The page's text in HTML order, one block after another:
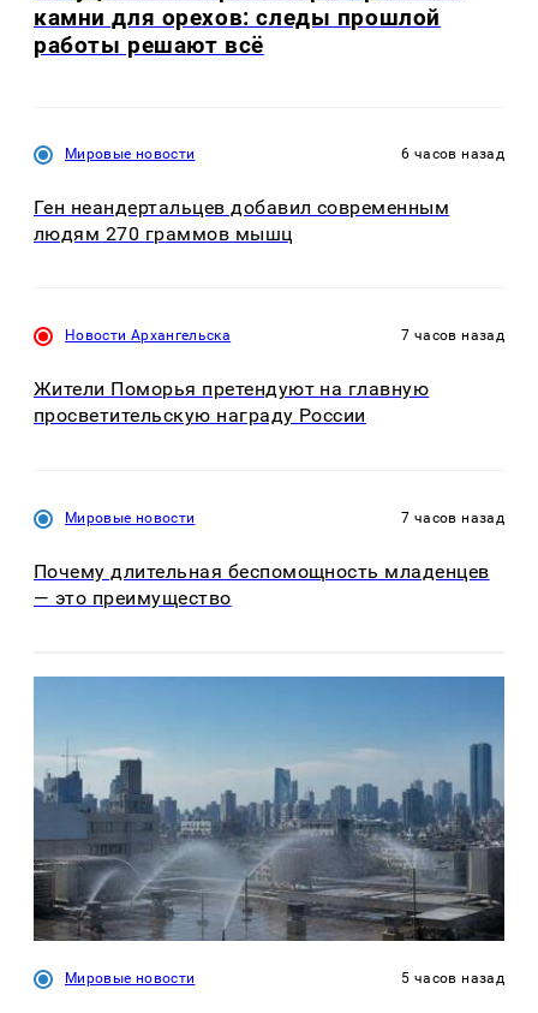
камни для орехов: следы прошлой
работы решают всё
Мировые новости 6 часов назад
Ген неандертальцев добавил современным
людям 270 граммов мышц
Новости Архангельска 7 часов назад
Жители Поморья претендуют на главную
просветительскую награду России
Мировые новости 7 часов назад
Почему длительная беспомощность младенцев
— это преимущество
Мировые новости 5 часов назад